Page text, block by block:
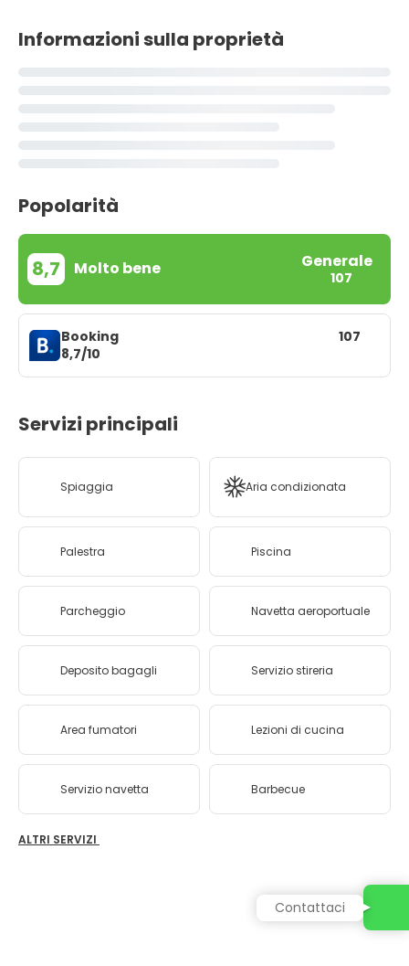
Informazioni sulla proprietà
Popolarità
8,7 Molto bene Generale
107
Booking
8,7/10
107
Servizi principali
Spiaggia Aria condizionata
Palestra Piscina
Parcheggio Navetta aeroportuale
Deposito bagagli Servizio stireria
Area fumatori Lezioni di cucina
Servizio navetta Barbecue
ALTRI SERVIZI
Contattaci